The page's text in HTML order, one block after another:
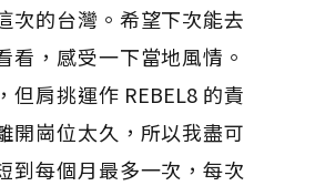
次的台灣。希望下次能去
看，感受一下當地風情。
但肩挑運作 REBEL8 的責
開崗位太久，所以我盡可
到每個月最多一次，每次